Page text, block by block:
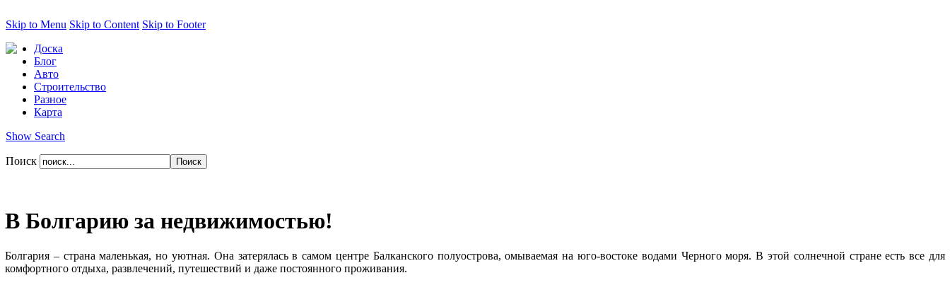
Skip to Menu Skip to Content Skip to Footer
Доска
Блог
Авто
Строительство
Разное
Карта
Show Search
Поиск
В Болгарию за недвижимостью!
Болгария – страна маленькая, но уютная. Она затерялась в самом центре Балканского полуострова, омываемая на юго-востоке водами Черного моря. В этой солнечной стране есть все для
комфортного отдыха, развлечений, путешествий и даже постоянного проживания.